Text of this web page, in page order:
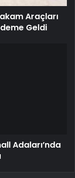
Araçları
Geldi
Adaları’nda